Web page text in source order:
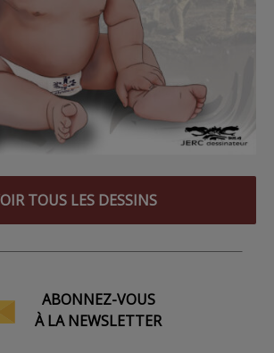
TOUS LES DESSINS
ABONNEZ-VOUS
À LA NEWSLETTER